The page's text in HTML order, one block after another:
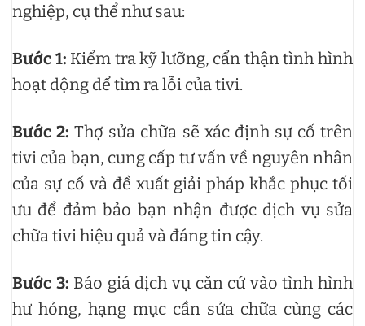
nghiệp, cụ thể như sau:
Bước 1: Kiểm tra kỹ lưỡng, cẩn thận tình hình
hoạt động để tìm ra lỗi của tivi.
Bước 2: Thợ sửa chữa sẽ xác định sự cố trên
tivi của bạn, cung cấp tư vấn về nguyên nhân
của sự cố và đề xuất giải pháp khắc phục tối
ưu để đảm bảo bạn nhận được dịch vụ sửa
chữa tivi hiệu quả và đáng tin cậy.
Bước 3: Báo giá dịch vụ căn cứ vào tình hình
hư hỏng, hạng mục cần sửa chữa cùng các